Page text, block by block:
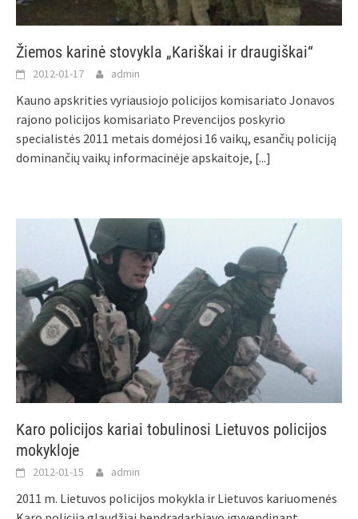
Žiemos karinė stovykla „Kariškai ir draugiškai“
2012-01-17 admin
Kauno apskrities vyriausiojo policijos komisariato Jonavos
rajono policijos komisariato Prevencijos poskyrio
specialistės 2011 metais domėjosi 16 vaikų, esančių policiją
dominančių vaikų informacinėje apskaitoje, [...]
Karo policijos kariai tobulinosi Lietuvos policijos
mokykloje
2012-01-15 admin
2011 m. Lietuvos policijos mokykla ir Lietuvos kariuomenės